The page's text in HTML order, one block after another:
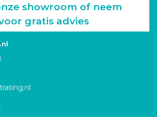
showroom of neem
gratis advies